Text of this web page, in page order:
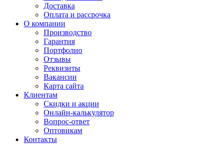
Доставка
Оплата и рассрочка
О компании
Производство
Гарантия
Портфолио
Отзывы
Реквизиты
Вакансии
Карта сайта
Клиентам
Скидки и акции
Онлайн-калькулятор
Вопрос-ответ
Оптовикам
Контакты